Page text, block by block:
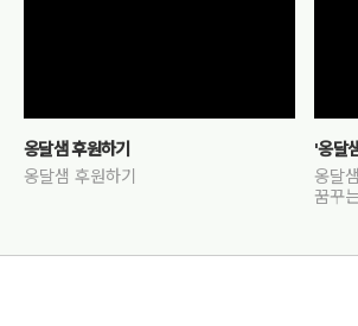
옹달샘 후원하기
옹달샘 후원하기
'옹달
옹달
꿈꾸